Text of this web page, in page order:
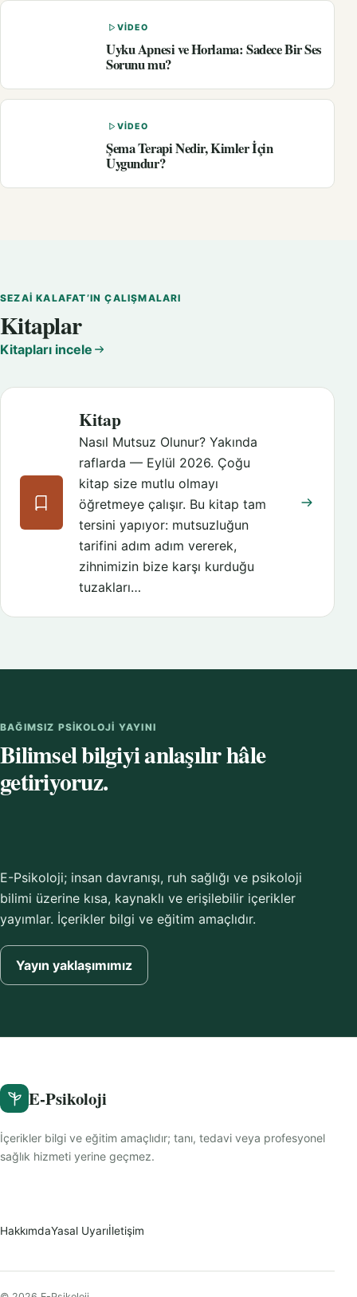
VIDEO
Uyku Apnesi ve Horlama: Sadece Bir Ses
Sorunu mu?
VIDEO
Şema Terapi Nedir, Kimler İçin
Uygundur?
SEZAI KALAFAT’IN ÇALIŞMALARI
Kitaplar
Kitapları incele
Kitap
Nasıl Mutsuz Olunur? Yakında
raflarda — Eylül 2026. Çoğu
kitap size mutlu olmayı
öğretmeye çalışır. Bu kitap tam
tersini yapıyor: mutsuzluğun
tarifini adım adım vererek,
zihnimizin bize karşı kurduğu
tuzakları…
BAĞIMSIZ PSIKOLOJI YAYINI
Bilimsel bilgiyi anlaşılır hâle
getiriyoruz.
E-Psikoloji; insan davranışı, ruh sağlığı ve psikoloji
bilimi üzerine kısa, kaynaklı ve erişilebilir içerikler
yayımlar. İçerikler bilgi ve eğitim amaçlıdır.
Yayın yaklaşımımız
E-Psikoloji
İçerikler bilgi ve eğitim amaçlıdır; tanı, tedavi veya profesyonel
sağlık hizmeti yerine geçmez.
HakkımdaYasal Uyarıİletişim